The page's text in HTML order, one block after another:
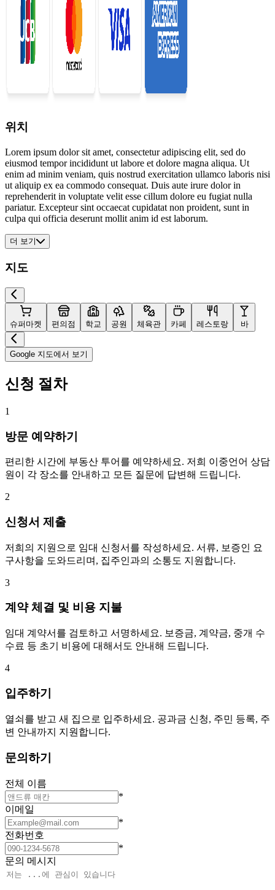
위치
Lorem ipsum dolor sit amet, consectetur adipiscing elit, sed do
eiusmod tempor incididunt ut labore et dolore magna aliqua. Ut
enim ad minim veniam, quis nostrud exercitation ullamco laboris nisi
ut aliquip ex ea commodo consequat. Duis aute irure dolor in
reprehenderit in voluptate velit esse cillum dolore eu fugiat nulla
pariatur. Excepteur sint occaecat cupidatat non proident, sunt in
culpa qui officia deserunt mollit anim id est laborum.
더 보기
지도
슈퍼마켓 편의점 학교 공원 체육관 카페 레스토랑 바
Google 지도에서 보기
신청 절차
1
방문 예약하기
편리한 시간에 부동산 투어를 예약하세요. 저희 이중언어 상담
원이 각 장소를 안내하고 모든 질문에 답변해 드립니다.
2
신청서 제출
저희의 지원으로 임대 신청서를 작성하세요. 서류, 보증인 요
구사항을 도와드리며, 집주인과의 소통도 지원합니다.
3
계약 체결 및 비용 지불
임대 계약서를 검토하고 서명하세요. 보증금, 계약금, 중개 수
수료 등 초기 비용에 대해서도 안내해 드립니다.
4
입주하기
열쇠를 받고 새 집으로 입주하세요. 공과금 신청, 주민 등록, 주
변 안내까지 지원합니다.
문의하기
전체 이름
*
이메일
*
전화번호
*
문의 메시지